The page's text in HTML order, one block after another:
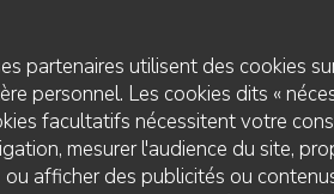
partenaires utilisent des cookies
personnel. Les cookies dits «
facultatifs nécessitent votre
mesurer l'audience du site,
afficher des publicités ou
Service Ambiance